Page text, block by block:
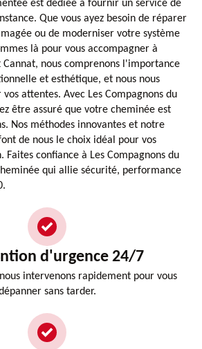
est dédiée à fournir un service de
Que vous ayez besoin de réparer
ou de moderniser votre système
là pour vous accompagner à
Cannat, nous comprenons l'importance
et esthétique, et nous nous
attentes. Avec Les Compagnons du
être assuré que votre cheminée est
Nos méthodes innovantes et notre
de nous le choix idéal pour vos
Faites confiance à Les Compagnons du
qui allie sécurité, performance
d'urgence 24/7
intervenons rapidement pour vous
sans tarder.